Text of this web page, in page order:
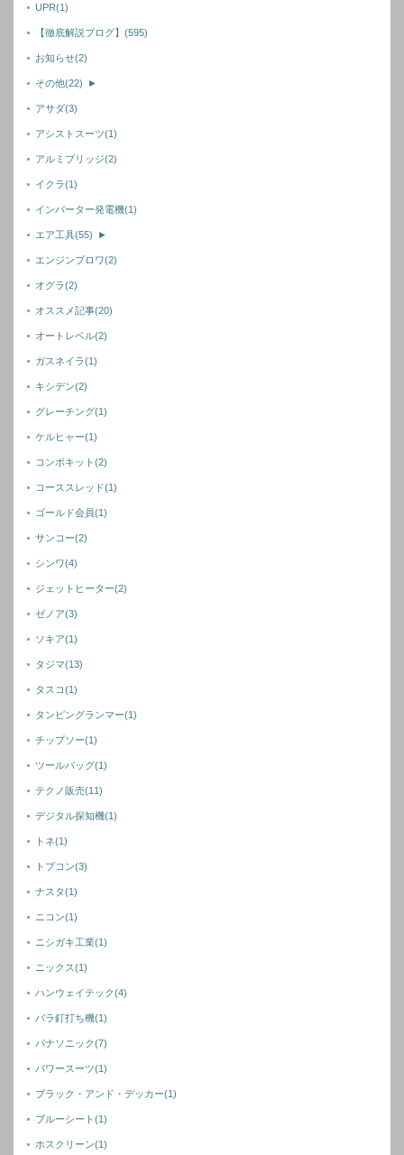
UPR(1)
【徹底解説ブログ】 (595)
お知らせ(2)
その他(22) ►
アサダ(3)
アシストスーツ(1)
アルミブリッジ(2)
イクラ(1)
インバーター発電機(1)
エア工具(55) ►
エンジンブロワ(2)
オグラ(2)
オススメ記事(20)
オートレベル(2)
ガスネイラ(1)
キシデン(2)
グレーチング(1)
ケルヒャー(1)
コンボキット(2)
コーススレッド(1)
ゴールド会員(1)
サンコー(2)
シンワ(4)
ジェットヒーター(2)
ゼノア(3)
ソキア(1)
タジマ(13)
タスコ(1)
タンピングランマー(1)
チップソー(1)
ツールバッグ(1)
テクノ販売(11)
デジタル探知機(1)
トネ(1)
トプコン(3)
ナスタ(1)
ニコン(1)
ニシガキ工業(1)
ニックス(1)
ハンウェイテック(4)
バラ釘打ち機(1)
パナソニック(7)
パワースーツ(1)
ブラック・アンド・デッカー(1)
ブルーシート(1)
ホスクリーン(1)